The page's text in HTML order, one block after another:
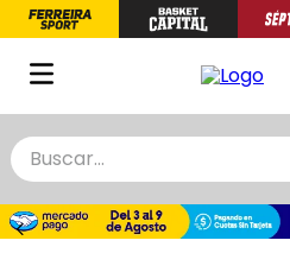
Buscar...
TÉRMINOS MÁS BUSCADOS
1.
zapatillas basquet